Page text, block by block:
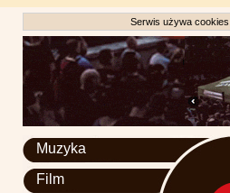
Serwis używa
Muzyka
Film